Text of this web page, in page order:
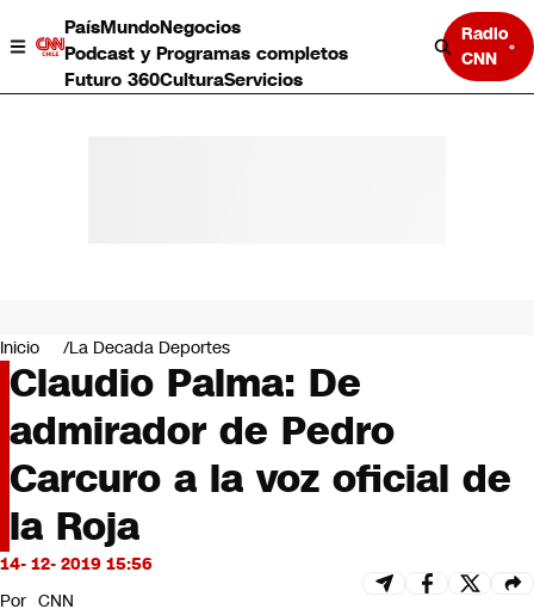
PaísMundoNegocios
Podcast y Programas completos
Futuro 360CulturaServicios
Radio
CNN
Negocios
Deportes
Programas completos
Cultura
Servicios
Bits
CNN tiempo
Futuro 360
Inicio La Decada Deportes
Claudio Palma: De
admirador de Pedro
Carcuro a la voz oficial de
la Roja
14- 12- 2019 15:56
Por CNN